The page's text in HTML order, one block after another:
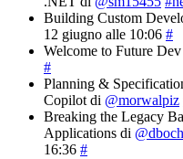
Building Custom
12 giugno alle 10:06 #
Welcome to Future
#
Planning &
Copilot di @morwalpiz
Breaking the Legacy
Applications di
16:36 #